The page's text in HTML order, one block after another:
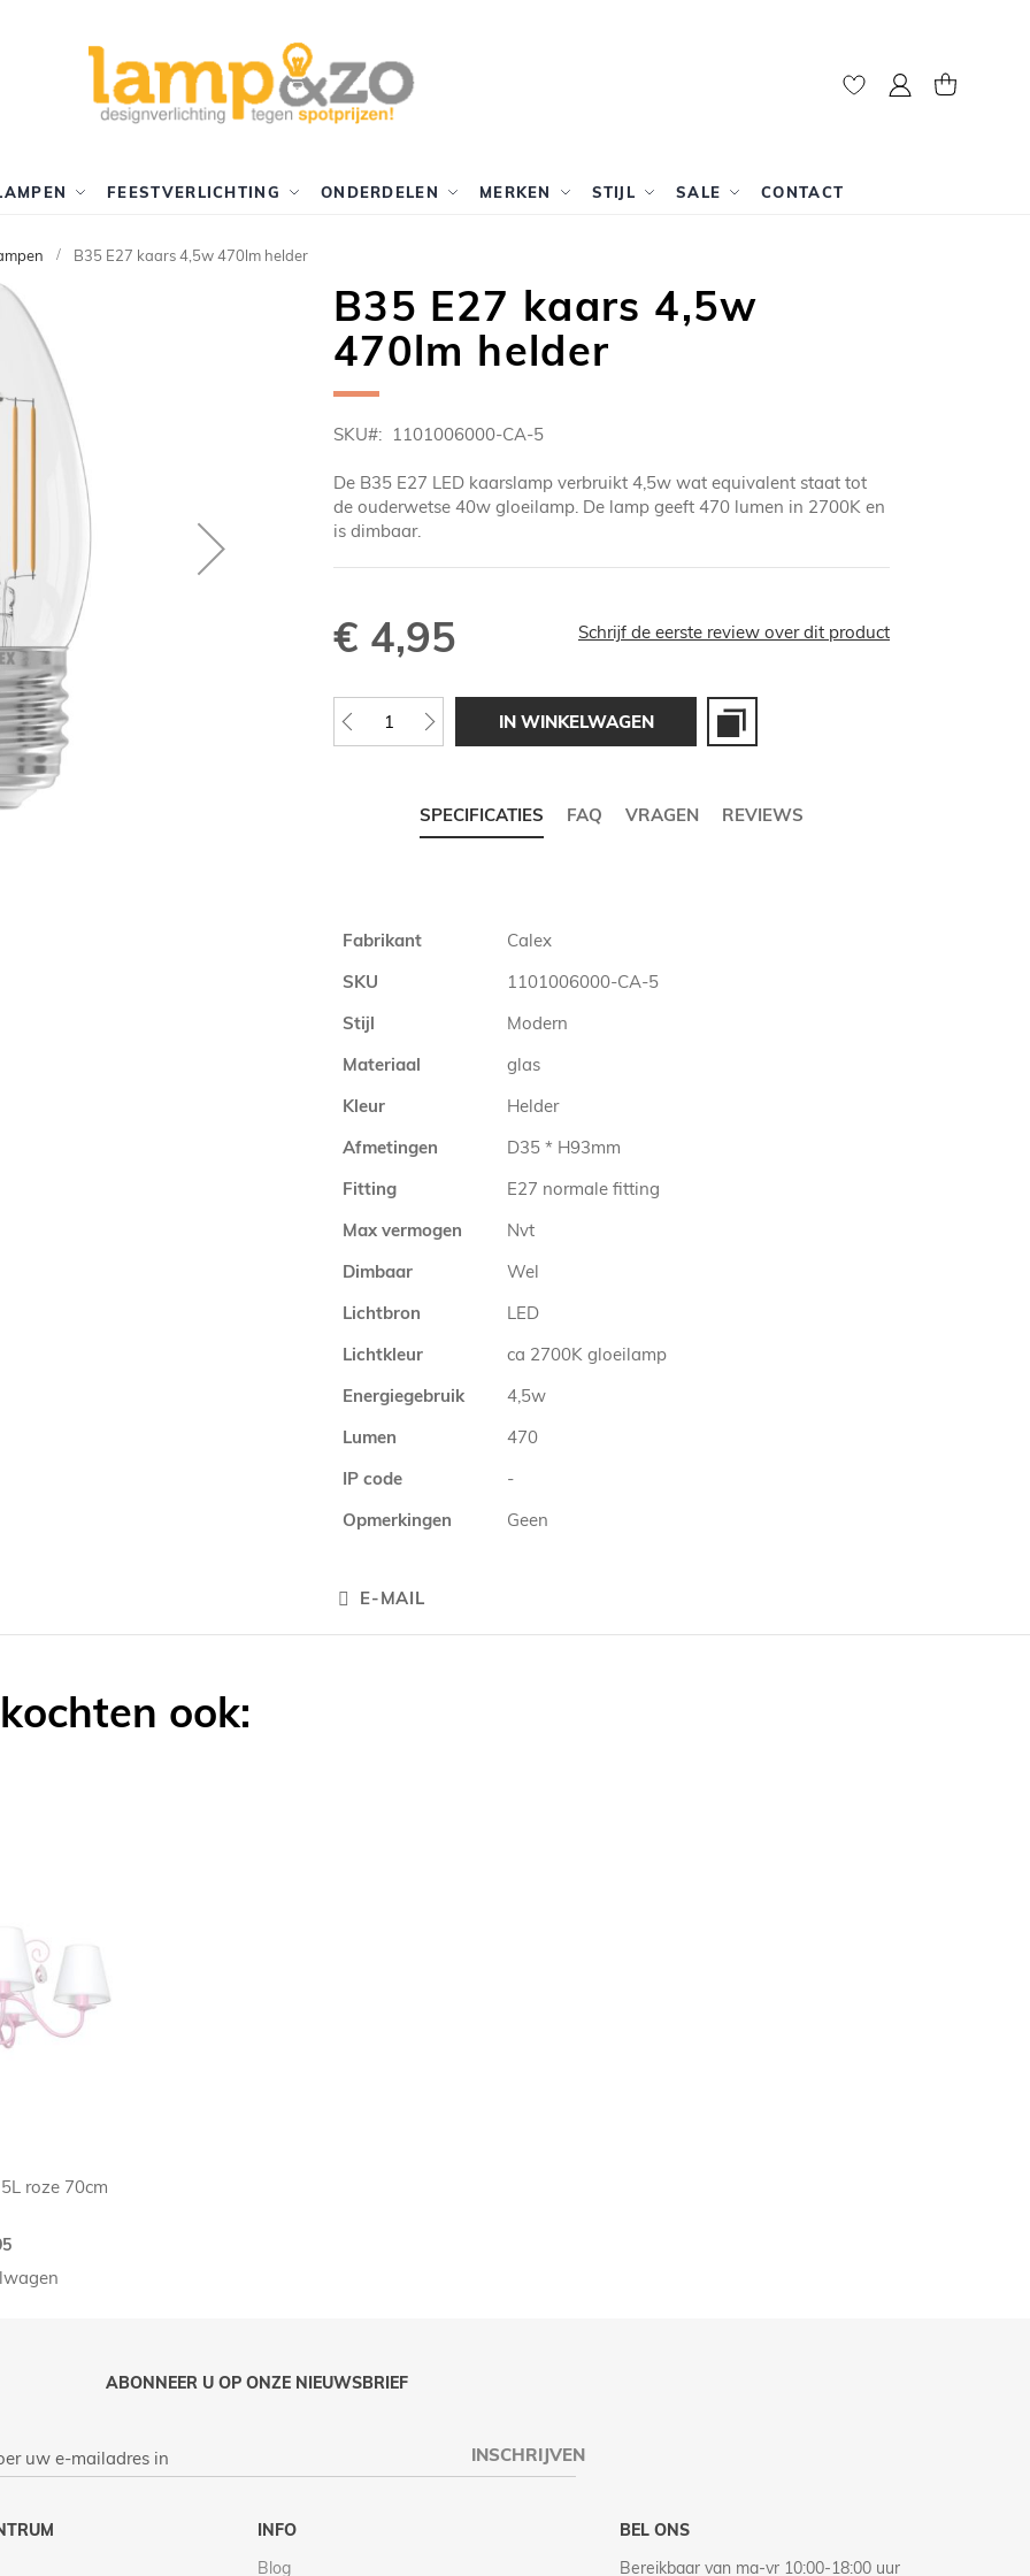
Mijn account
FEESTVERLICHTING ONDERDELEN MERKEN STIJL SALE CONTACT
B35 E27 kaars 4,5w 470lm helder
B35 E27 kaars 4,5w
470lm helder
SKU 1101006000-CA-5
De B35 E27 LED kaarslamp verbruikt 4,5w wat equivalent staat tot
de ouderwetse 40w gloeilamp. De lamp geeft 470 lumen in 2700K en
is dimbaar.
€ 4,95 Schrijf de eerste review over dit product
IN WINKELWAGEN
SPECIFICATIES FAQ VRAGEN REVIEWS
Meer
Fabrikant
Calex
SKU
1101006000-CA-5
Stijl
Modern
Materiaal
glas
Kleur
Helder
Afmetingen
D35 * H93mm
Fitting
E27 normale fitting
Max vermogen
Nvt
Dimbaar
Wel
Lichtbron
LED
Lichtkleur
ca 2700K gloeilamp
Energiegebruik
4,5w
Lumen
470
IP code
-
Opmerkingen
Geen
E-MAIL
ook:
roze 70cm
ABONNEER U OP ONZE NIEUWSBRIEF
INSCHRIJVEN
INFO
Blog
BEL ONS
Bereikbaar van ma-vr 10:00-18:00 uur